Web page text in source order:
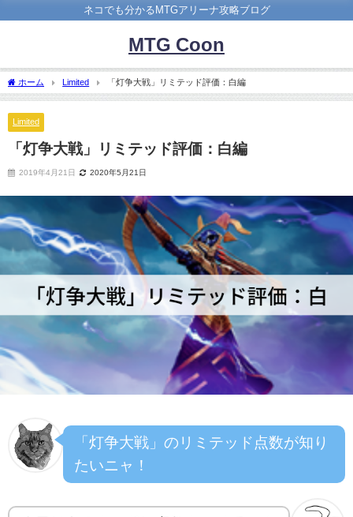
ネコでも分かるMTGアリーナ攻略ブログ
MTG Coon
ホーム Limited 「灯争大戦」リミテッド評価：白編
Limited
「灯争大戦」リミテッド評価：白編
2019年4月21日 2020年5月21日
「灯争大戦」のリミテッド点数が知り
たいニャ！